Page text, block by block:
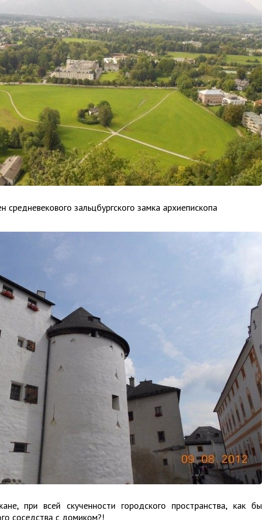
средневекового зальцбургского замка архиепископа
при всей скученности городского пространства, как бы
соседства с домиком?!